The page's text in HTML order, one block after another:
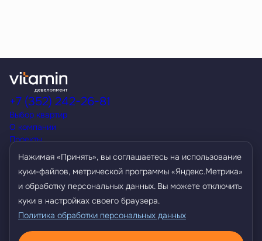
Выбор квартир
О компании
Проекты
Акции
Способы покупки
Условия кредитования
Контакты
Агентам
+7 (352) 242-26-81
Нажимая «Принять», вы соглашаетесь на использование
куки-файлов, метрической программы «Яндекс.Метрика»
и обработку персональных данных. Вы можете отключить
куки в настройках своего браузера.
Политика обработки персональных данных